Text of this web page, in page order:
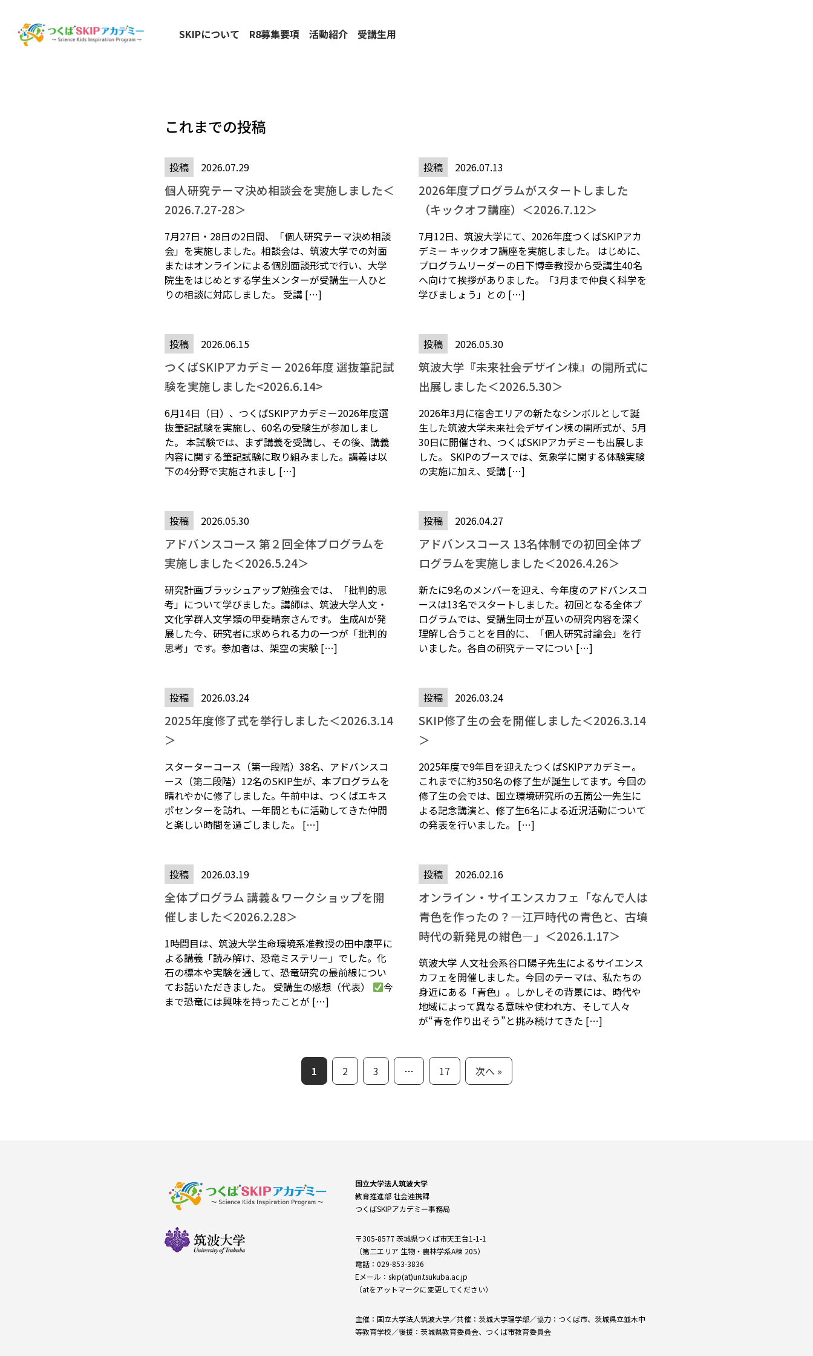
SKIPについて R8募集要項 活動紹介 受講生用
これまでの投稿
投稿 2026.07.29
個人研究テーマ決め相談会を実施しました＜
2026.7.27-28＞
7月27日・28日の2日間、「個人研究テーマ決め相談
会」を実施しました。相談会は、筑波大学での対面
またはオンラインによる個別面談形式で行い、大学
院生をはじめとする学生メンターが受講生一人ひと
りの相談に対応しました。 受講 […]
投稿 2026.07.13
2026年度プログラムがスタートしました
（キックオフ講座）＜2026.7.12＞
7月12日、筑波大学にて、2026年度つくばSKIPアカ
デミー キックオフ講座を実施しました。 はじめに、
プログラムリーダーの日下博幸教授から受講生40名
へ向けて挨拶がありました。「3月まで仲良く科学を
学びましょう」との […]
投稿 2026.06.15
つくばSKIPアカデミー 2026年度 選抜筆記試
験を実施しました<2026.6.14>
6月14日（日）、つくばSKIPアカデミー2026年度選
抜筆記試験を実施し、60名の受験生が参加しまし
た。 本試験では、まず講義を受講し、その後、講義
内容に関する筆記試験に取り組みました。講義は以
下の4分野で実施されまし […]
投稿 2026.05.30
筑波大学『未来社会デザイン棟』の開所式に
出展しました＜2026.5.30＞
2026年3月に宿舎エリアの新たなシンボルとして誕
生した筑波大学未来社会デザイン棟の開所式が、5月
30日に開催され、つくばSKIPアカデミーも出展しま
した。 SKIPのブースでは、気象学に関する体験実験
の実施に加え、受講 […]
投稿 2026.05.30
アドバンスコース 第２回全体プログラムを
実施しました＜2026.5.24＞
研究計画ブラッシュアップ勉強会では、「批判的思
考」について学びました。講師は、筑波大学人文・
文化学群人文学類の甲斐晴奈さんです。 生成AIが発
展した今、研究者に求められる力の一つが「批判的
思考」です。参加者は、架空の実験 […]
投稿 2026.04.27
アドバンスコース 13名体制での初回全体プ
ログラムを実施しました＜2026.4.26＞
新たに9名のメンバーを迎え、今年度のアドバンスコ
ースは13名でスタートしました。初回となる全体プ
ログラムでは、受講生同士が互いの研究内容を深く
理解し合うことを目的に、「個人研究討論会」を行
いました。各自の研究テーマについ […]
投稿 2026.03.24
2025年度修了式を挙行しました＜2026.3.14
＞
スターターコース（第一段階）38名、アドバンスコ
ース（第二段階）12名のSKIP生が、本プログラムを
晴れやかに修了しました。午前中は、つくばエキス
ポセンターを訪れ、一年間ともに活動してきた仲間
と楽しい時間を過ごしました。 […]
投稿 2026.03.24
SKIP修了生の会を開催しました＜2026.3.14
＞
2025年度で9年目を迎えたつくばSKIPアカデミー。
これまでに約350名の修了生が誕生してます。今回の
修了生の会では、国立環境研究所の五箇公一先生に
よる記念講演と、修了生6名による近況活動について
の発表を行いました。 […]
投稿 2026.03.19
全体プログラム 講義＆ワークショップを開
催しました＜2026.2.28＞
1時間目は、筑波大学生命環境系准教授の田中康平に
よる講義「読み解け、恐竜ミステリー」でした。化
石の標本や実験を通して、恐竜研究の最前線につい
てお話いただきました。 受講生の感想（代表）
今
まで恐竜には興味を持ったことが […]
投稿 2026.02.16
オンライン・サイエンスカフェ「なんで人は
青色を作ったの？―江戸時代の青色と、古墳
時代の新発見の紺色―」＜2026.1.17＞
筑波大学 人文社会系谷口陽子先生によるサイエンス
カフェを開催しました。今回のテーマは、私たちの
身近にある「青色」。しかしその背景には、時代や
地域によって異なる意味や使われ方、そして人々
が“青を作り出そう”と挑み続けてきた […]
1 2 3 … 17 次へ »
国立大学法人筑波大学
教育推進部 社会連携課
つくばSKIPアカデミー事務局
〒305-8577 茨城県つくば市天王台1-1-1
（第二エリア 生物・農林学系A棟 205）
電話：029-853-3836
Eメール：skip(at)un.tsukuba.ac.jp
（atをアットマークに変更してください）
主催：国立大学法人筑波大学／共催：茨城大学理学部／協力：つくば市、茨城県立並木中
等教育学校／後援：茨城県教育委員会、つくば市教育委員会